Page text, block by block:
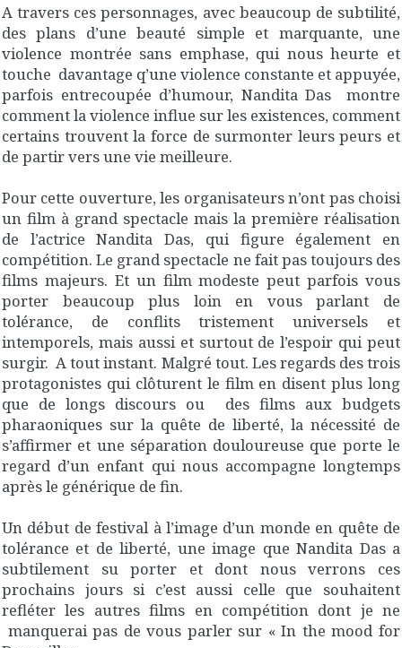
A travers ces personnages, avec beaucoup de subtilité,
des plans d’une beauté simple et marquante, une
violence montrée sans emphase, qui nous heurte et
touche davantage q’une violence constante et appuyée,
parfois entrecoupée d’humour, Nandita Das montre
comment la violence influe sur les existences, comment
certains trouvent la force de surmonter leurs peurs et
de partir vers une vie meilleure.
Pour cette ouverture, les organisateurs n’ont pas choisi
un film à grand spectacle mais la première réalisation
de l’actrice Nandita Das, qui figure également en
compétition. Le grand spectacle ne fait pas toujours des
films majeurs. Et un film modeste peut parfois vous
porter beaucoup plus loin en vous parlant de
tolérance, de conflits tristement universels et
intemporels, mais aussi et surtout de l’espoir qui peut
surgir. A tout instant. Malgré tout. Les regards des trois
protagonistes qui clôturent le film en disent plus long
que de longs discours ou des films aux budgets
pharaoniques sur la quête de liberté, la nécessité de
s’affirmer et une séparation douloureuse que porte le
regard d’un enfant qui nous accompagne longtemps
après le générique de fin.
Un début de festival à l’image d’un monde en quête de
tolérance et de liberté, une image que Nandita Das a
subtilement su porter et dont nous verrons ces
prochains jours si c’est aussi celle que souhaitent
refléter les autres films en compétition dont je ne
manquerai pas de vous parler sur « In the mood for